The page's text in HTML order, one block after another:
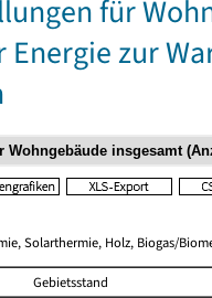
für
zur
Solarthermie, Holz, Biogas/
Gebietsstand